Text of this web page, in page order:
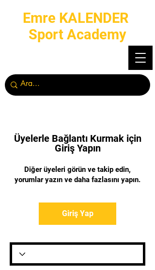
Emre KALENDER
Sport Academy
Üyelerle Bağlantı Kurmak için
Giriş Yapın
Diğer üyeleri görün ve takip edin,
yorumlar yazın ve daha fazlasını yapın.
Giriş Yap